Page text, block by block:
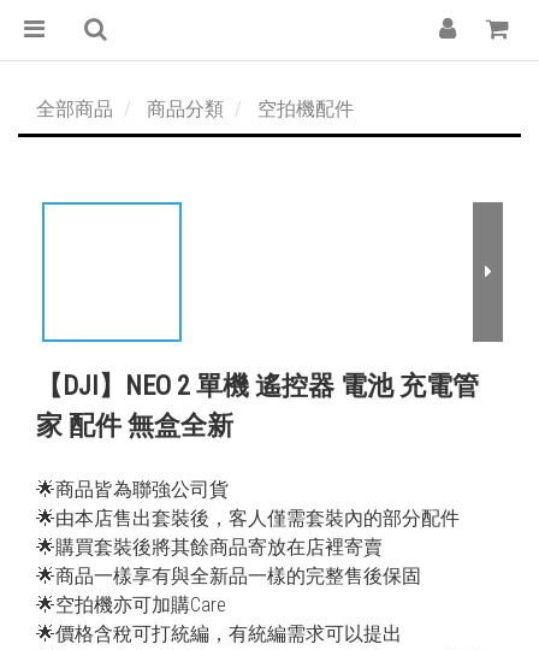
全部商品 商品分類 空拍機配件
【DJI】NEO 2 單機 遙控器 電池 充電管
家 配件 無盒全新
🌟商品皆為聯強公司貨
🌟由本店售出套裝後，客人僅需套裝內的部分配件
🌟購買套裝後將其餘商品寄放在店裡寄賣
🌟商品一樣享有與全新品一樣的完整售後保固
🌟空拍機亦可加購Care
🌟價格含稅可打統編，有統編需求可以提出